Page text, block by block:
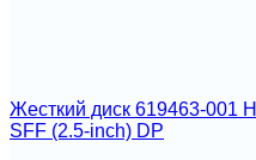
Жесткий диск 619463-001
SFF (2.5-inch) DP